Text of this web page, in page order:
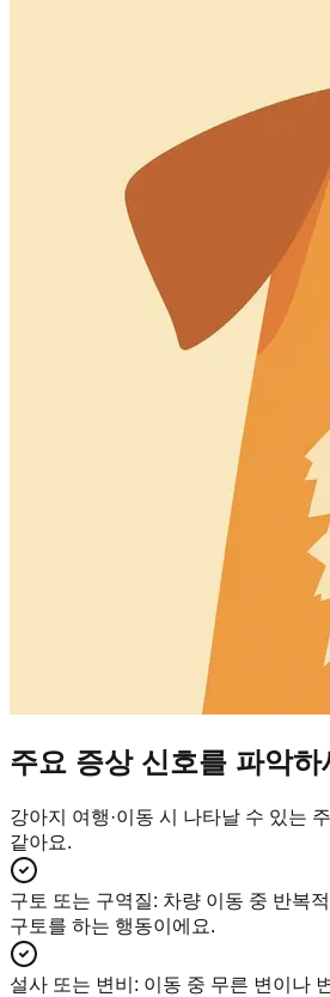
주요 증상 신호를 파악하
강아지 여행·이동 시 나타날 수 있는
같아요.
구토 또는 구역질: 차량 이동 중 반복
구토를 하는 행동이에요.
설사 또는 변비 : 이동 중 무른 변이나